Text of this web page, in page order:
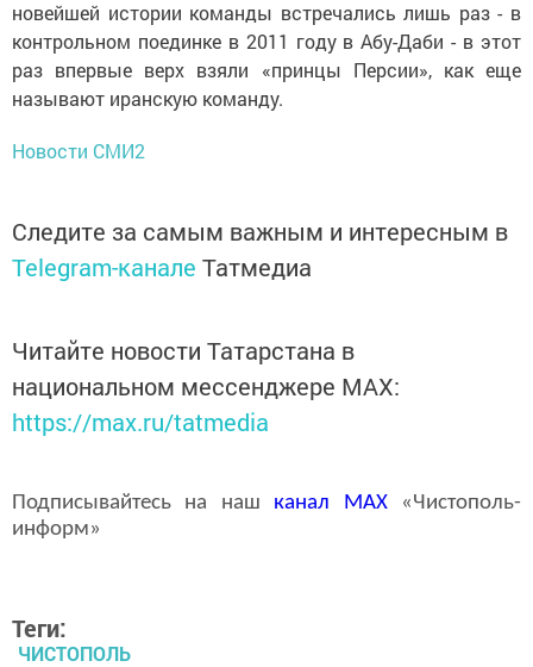
новейшей истории команды встречались лишь раз - в
контрольном поединке в 2011 году в Абу-Даби - в этот
раз впервые верх взяли «принцы Персии», как еще
называют иранскую команду.
Новости СМИ2
Следите за самым важным и интересным в
Telegram-канале Татмедиа
Читайте новости Татарстана в
национальном мессенджере MАХ:
https://max.ru/tatmedia
Подписывайтесь на наш канал MAX«Чистополь-
информ»
Теги:
ЧИСТОПОЛЬ